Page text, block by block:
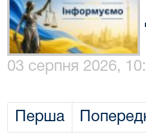
03 серпня 2026,
Перша